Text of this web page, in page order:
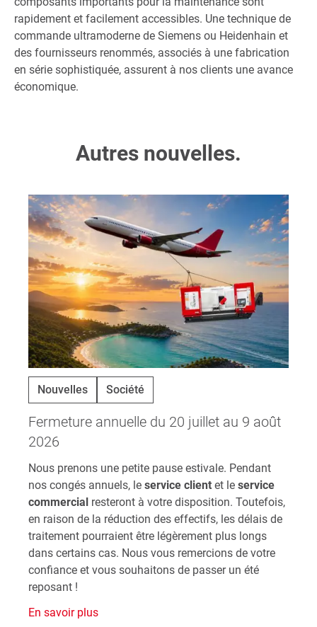
rapidement et facilement accessibles. Une technique de
commande ultramoderne de Siemens ou Heidenhain et
des fournisseurs renommés, associés à une fabrication
en série sophistiquée, assurent à nos clients une avance
économique.
Autres nouvelles.
Nouvelles Société
Fermeture annuelle du 20 juillet au 9 août
2026
Nous prenons une petite pause estivale. Pendant
nos congés annuels, le service client et le service
commercial resteront à votre disposition. Toutefois,
en raison de la réduction des effectifs, les délais de
traitement pourraient être légèrement plus longs
dans certains cas. Nous vous remercions de votre
confiance et vous souhaitons de passer un été
reposant !
En savoir plus